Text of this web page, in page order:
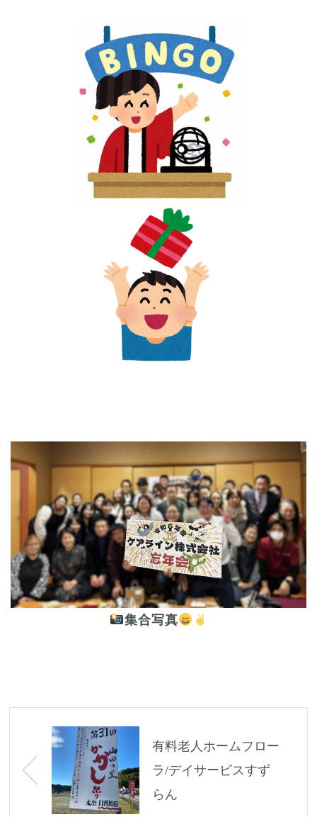
集合写真
navigation
有料老人ホームフロー
ラ/デイサービスすず
らん